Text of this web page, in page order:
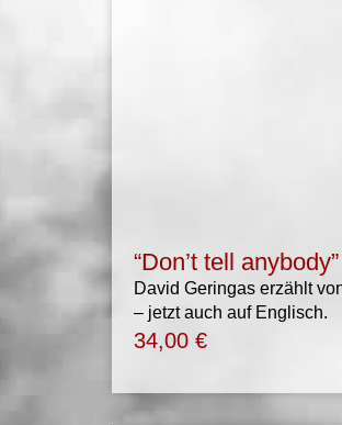
“Don’t tell anybody”
David Geringas erzählt
– jetzt auch auf Englisch.
34,00 €